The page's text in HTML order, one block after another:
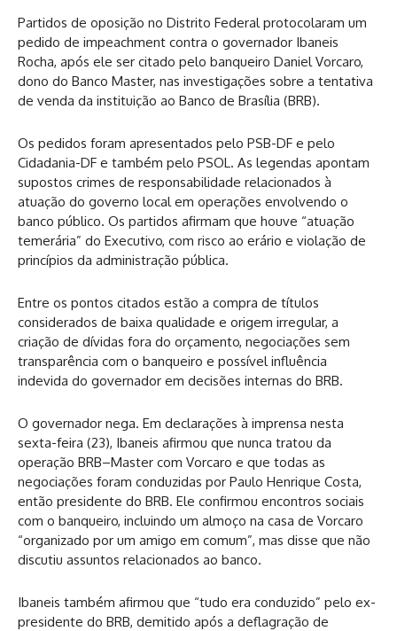
Partidos de oposição no Distrito Federal protocolaram um
pedido de impeachment contra o governador Ibaneis
Rocha, após ele ser citado pelo banqueiro Daniel Vorcaro,
dono do Banco Master, nas investigações sobre a tentativa
de venda da instituição ao Banco de Brasília (BRB).
Os pedidos foram apresentados pelo PSB-DF e pelo
Cidadania-DF e também pelo PSOL. As legendas apontam
supostos crimes de responsabilidade relacionados à
atuação do governo local em operações envolvendo o
banco público. Os partidos afirmam que houve “atuação
temerária” do Executivo, com risco ao erário e violação de
princípios da administração pública.
Entre os pontos citados estão a compra de títulos
considerados de baixa qualidade e origem irregular, a
criação de dívidas fora do orçamento, negociações sem
transparência com o banqueiro e possível influência
indevida do governador em decisões internas do BRB.
O governador nega. Em declarações à imprensa nesta
sexta-feira (23), Ibaneis afirmou que nunca tratou da
operação BRB–Master com Vorcaro e que todas as
negociações foram conduzidas por Paulo Henrique Costa,
então presidente do BRB. Ele confirmou encontros sociais
com o banqueiro, incluindo um almoço na casa de Vorcaro
“organizado por um amigo em comum”, mas disse que não
discutiu assuntos relacionados ao banco.
Ibaneis também afirmou que “tudo era conduzido” pelo ex-
presidente do BRB, demitido após a deflagração de